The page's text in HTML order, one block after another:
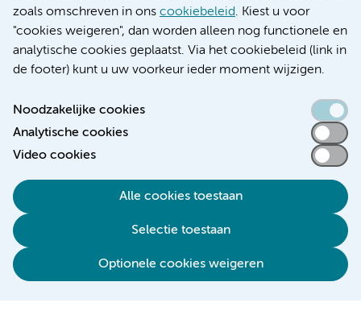
zoals omschreven in ons cookiebeleid. Kiest u voor
"cookies weigeren", dan worden alleen nog functionele en
analytische cookies geplaatst. Via het cookiebeleid (link in
de footer) kunt u uw voorkeur ieder moment wijzigen.
Noodzakelijke cookies
Analytische cookies
Video cookies
Alle cookies toestaan
Selectie toestaan
Optionele cookies weigeren
Verwijzen & diagnostiek
Toegankelijkheidsverklaring
Cookieverklaring